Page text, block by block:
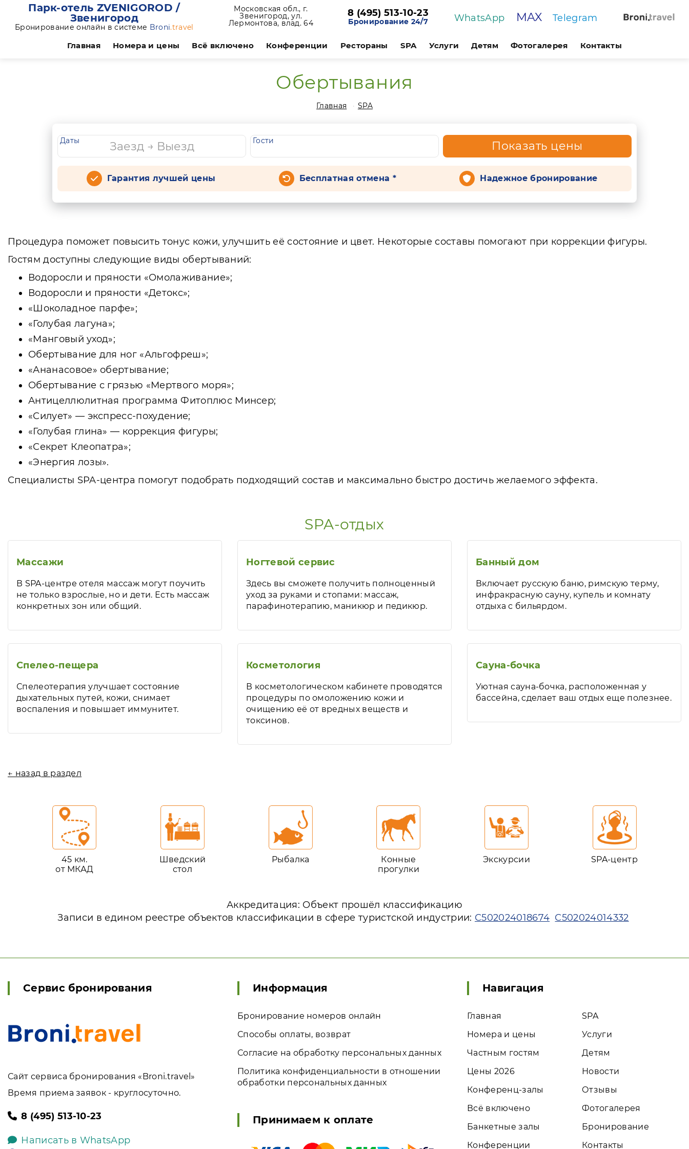
Парк-отель ZVENIGOROD /
Звенигород
Бронирование онлайн в системе Broni.travel
Московская обл., г.
Звенигород, ул.
Лермонтова, влад. 64
8 (495) 513-10-23
Бронирование 24/7 WhatsApp MAX Telegram
Главная Номера и цены Всё включено Конференции Рестораны SPA Услуги Детям Фотогалерея Контакты
Обертывания
Главная SPA
Даты Гости Показать цены
Гарантия лучшей цены Бесплатная отмена * Надежное бронирование
Процедура поможет повысить тонус кожи, улучшить её состояние и цвет. Некоторые составы помогают при коррекции фигуры.
Гостям доступны следующие виды обертываний:
Водоросли и пряности «Омолаживание»;
Водоросли и пряности «Детокс»;
«Шоколадное парфе»;
«Голубая лагуна»;
«Манговый уход»;
Обертывание для ног «Альгофреш»;
«Ананасовое» обертывание;
Обертывание с грязью «Мертвого моря»;
Антицеллюлитная программа Фитоплюс Минсер;
«Силует» — экспресс-похудение;
«Голубая глина» — коррекция фигуры;
«Секрет Клеопатра»;
«Энергия лозы».
Специалисты SPA-центра помогут подобрать подходящий состав и максимально быстро достичь желаемого эффекта.
SPA-отдых
Массажи
В SPA-центре отеля массаж могут поучить
не только взрослые, но и дети. Есть массаж
конкретных зон или общий.
Ногтевой сервис
Здесь вы сможете получить полноценный
уход за руками и стопами: массаж,
парафинотерапию, маникюр и педикюр.
Банный дом
Включает русскую баню, римскую терму,
инфракрасную сауну, купель и комнату
отдыха с бильярдом.
Спелео-пещера
Спелеотерапия улучшает состояние
дыхательных путей, кожи, снимает
воспаления и повышает иммунитет.
Косметология
В косметологическом кабинете проводятся
процедуры по омоложению кожи и
очищению её от вредных веществ и
токсинов.
Сауна-бочка
Уютная сауна-бочка, расположенная у
бассейна, сделает ваш отдых еще полезнее.
← назад в раздел
45 км.
от МКАД
Шведский
стол
Рыбалка
Конные
прогулки
Экскурсии SPA-центр
Аккредитация: Объект прошёл классификацию
Записи в едином реестре объектов классификации в сфере туристской индустрии: С502024018674 С502024014332
Сервис бронирования
Сайт сервиса бронирования «Broni.travel»
Время приема заявок - круглосуточно.
8 (495) 513-10-23
Написать в WhatsApp
Информация
Бронирование номеров онлайн
Способы оплаты, возврат
Согласие на обработку персональных данных
Политика конфиденциальности в отношении
обработки персональных данных
Принимаем к оплате
Навигация
Главная
Номера и цены
Частным гостям
Цены 2026
Конференц-залы
Всё включено
Банкетные залы
Конференции
SPA
Услуги
Детям
Новости
Отзывы
Фотогалерея
Бронирование
Контакты